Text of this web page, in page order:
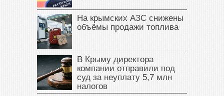
На крымских АЗС снижены
объёмы продажи топлива
В Крыму директора
компании отправили под
суд за неуплату 5,7 млн
налогов